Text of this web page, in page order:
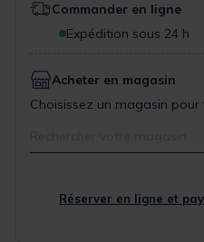
Commander en ligne
Expédition sous 24 h
Acheter en magasin
Choisissez un magasin
Réserver en ligne et